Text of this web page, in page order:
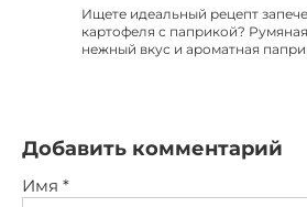
Ищете идеальный рецепт
картофеля с паприкой?
нежный вкус и ароматная
Добавить комментарий
Имя *